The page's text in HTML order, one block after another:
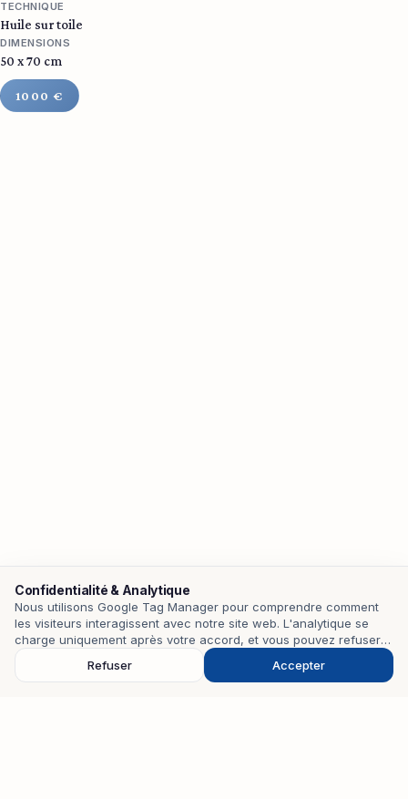
TECHNIQUE
Huile sur toile
DIMENSIONS
50 x 70 cm
1000 €
Contact
Confidentialité & Analytique
Nous utilisons Google Tag Manager pour comprendre comment
les visiteurs interagissent avec notre site web. L'analytique se
charge uniquement après votre accord, et vous pouvez refuser
pour la désactiver.
Refuser Accepter